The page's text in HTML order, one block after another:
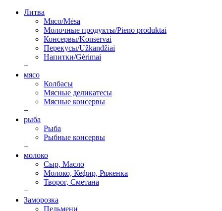
Литва
Мясо/Mėsa
Молочные продукты/Pieno produktai
Консервы/Konservai
Перекусы/Užkandžiai
Напитки/Gėrimai
+
мясо
Колбасы
Мясные деликатесы
Мясные консервы
+
рыба
Рыба
Рыбные консервы
+
молоко
Сыр, Масло
Молоко, Кефир, Ряженка
Творог, Сметана
+
Заморозка
Пельмени